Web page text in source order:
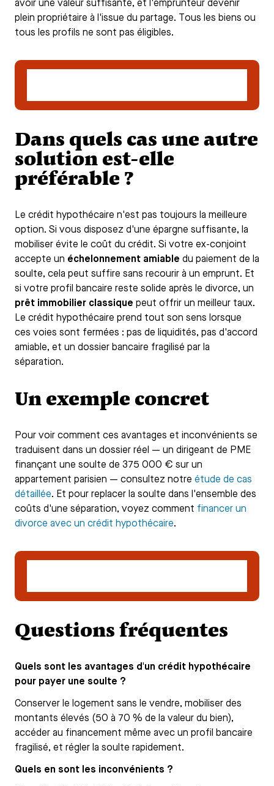
avoir une valeur suffisante, et l'emprunteur devenir
plein propriétaire à l'issue du partage. Tous les biens ou
tous les profils ne sont pas éligibles.
Dans quels cas une autre
solution est-elle
préférable ?
Le crédit hypothécaire n'est pas toujours la meilleure
option. Si vous disposez d'une épargne suffisante, la
mobiliser évite le coût du crédit. Si votre ex-conjoint
accepte un échelonnement amiable du paiement de la
soulte, cela peut suffire sans recourir à un emprunt. Et
si votre profil bancaire reste solide après le divorce, un
prêt immobilier classique peut offrir un meilleur taux.
Le crédit hypothécaire prend tout son sens lorsque
ces voies sont fermées : pas de liquidités, pas d'accord
amiable, et un dossier bancaire fragilisé par la
séparation.
Un exemple concret
Pour voir comment ces avantages et inconvénients se
traduisent dans un dossier réel — un dirigeant de PME
finançant une soulte de 375 000 € sur un
appartement parisien — consultez notre étude de cas
détaillée. Et pour replacer la soulte dans l'ensemble des
coûts d'une séparation, voyez comment financer un
divorce avec un crédit hypothécaire.
Questions fréquentes
Quels sont les avantages d'un crédit hypothécaire
pour payer une soulte ?
Conserver le logement sans le vendre, mobiliser des
montants élevés (50 à 70 % de la valeur du bien),
accéder au financement même avec un profil bancaire
fragilisé, et régler la soulte rapidement.
Quels en sont les inconvénients ?